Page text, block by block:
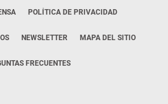
POLÍTICA DE PRIVACIDAD
NEWSLETTER MAPA DEL SITIO
FRECUENTES